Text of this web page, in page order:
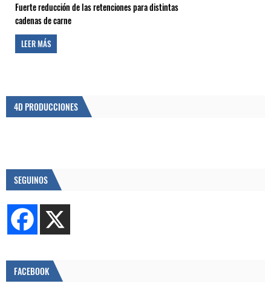
Fuerte reducción de las retenciones para distintas
cadenas de carne
LEER MÁS
4D PRODUCCIONES
SEGUINOS
FACEBOOK